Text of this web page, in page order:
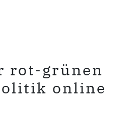
rot-grünen
online